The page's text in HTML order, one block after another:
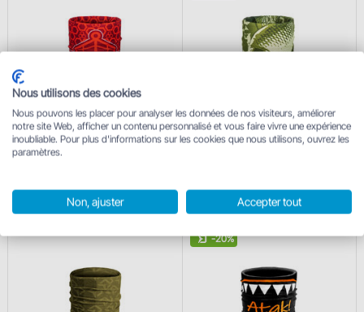
Foulard Delphin ATOMA I UNI
UNI
4.70 €
En stock
Foulard Delphin CARPE I UNI
4.70 €1.75 €
En stock
-20%
Nous utilisons des cookies
Nous pouvons les placer pour analyser les données de nos visiteurs, améliorer
notre site Web, afficher un contenu personnalisé et vous faire vivre une expérience
inoubliable. Pour plus d'informations sur les cookies que nous utilisons, ouvrez les
paramètres.
Non, ajuster Accepter tout